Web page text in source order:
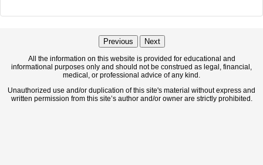
Previous Next
All the information on this website is provided for educational and
informational purposes only and should not be construed as legal, financial,
medical, or professional advice of any kind.
Unauthorized use and/or duplication of this site's material without express and
written permission from this site’s author and/or owner are strictly prohibited.